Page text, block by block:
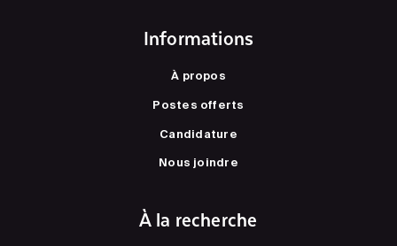
Informations
À propos
Postes offerts
Candidature
Nous joindre
À la recherche